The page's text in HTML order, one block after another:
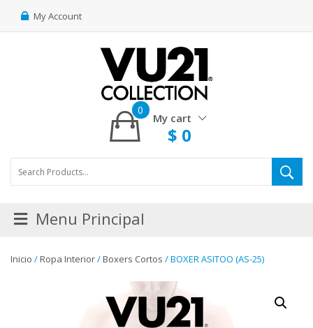
My Account
My cart
0
$ 0
Menu Principal
Inicio /Ropa Interior/Boxers Cortos / BOXER ASITOO (AS-25)